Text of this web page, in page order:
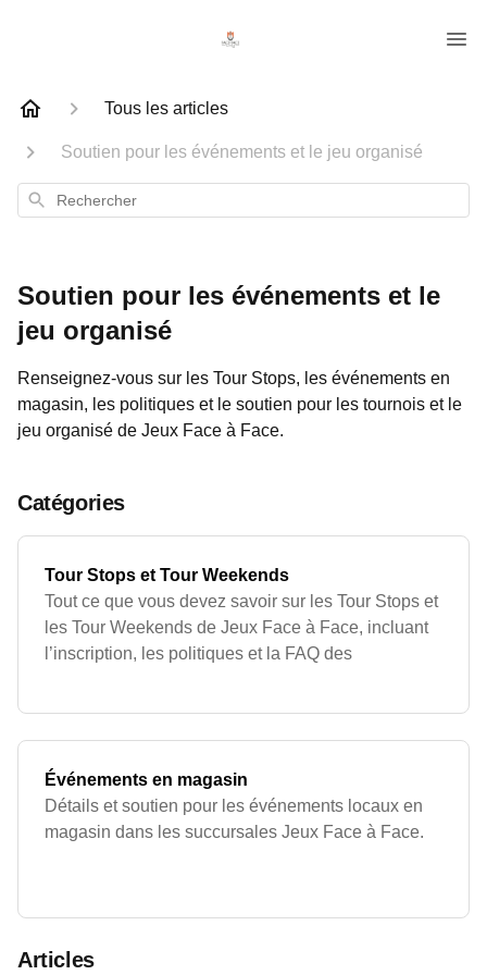
Tous les articles
Soutien pour les événements et le jeu organisé
Rechercher
Soutien pour les événements et le
jeu organisé
Renseignez-vous sur les Tour Stops, les événements en
magasin, les politiques et le soutien pour les tournois et le
jeu organisé de Jeux Face à Face.
Catégories
Tour Stops et Tour Weekends
Tout ce que vous devez savoir sur les Tour Stops et
les Tour Weekends de Jeux Face à Face, incluant
l’inscription, les politiques et la FAQ des
Événements en magasin
Détails et soutien pour les événements locaux en
magasin dans les succursales Jeux Face à Face.
Articles